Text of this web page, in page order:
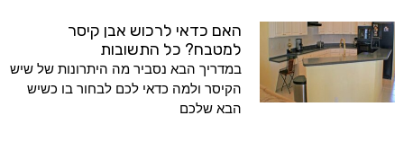
האם כדאי לרכוש אבן קיסר
למטבח? כל התשובות
במדריך הבא נסביר מה היתרונות של שיש
הקיסר ולמה כדאי לכם לבחור בו כשיש
הבא שלכם